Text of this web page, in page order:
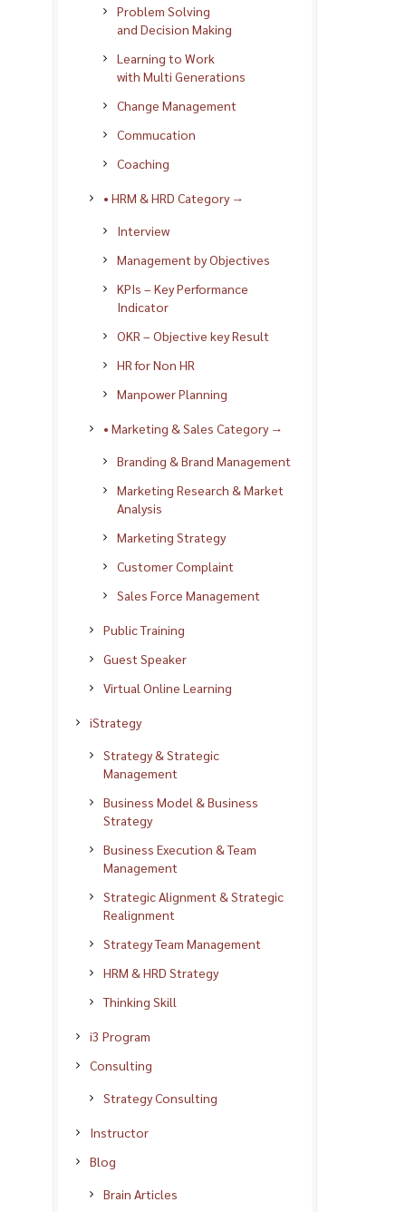
Problem Solving
and Decision Making
Learning to Work
with Multi Generations
Change Management
Commucation
Coaching
• HRM & HRD Category →
Interview
Management by Objectives
KPIs – Key Performance
Indicator
OKR – Objective key Result
HR for Non HR
Manpower Planning
• Marketing & Sales Category →
Branding & Brand Management
Marketing Research & Market
Analysis
Marketing Strategy
Customer Complaint
Sales Force Management
Public Training
Guest Speaker
Virtual Online Learning
iStrategy
Strategy & Strategic
Management
Business Model & Business
Strategy
Business Execution & Team
Management
Strategic Alignment & Strategic
Realignment
Strategy Team Management
HRM & HRD Strategy
Thinking Skill
i3 Program
Consulting
Strategy Consulting
Instructor
Blog
Brain Articles